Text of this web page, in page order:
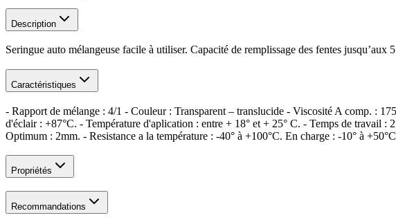
Description
Seringue auto mélangeuse facile à utiliser. Capacité de remplissage des fentes jusqu’aux
Caractéristiques
- Rapport de mélange : 4/1 - Couleur : Transparent – translucide - Viscosité A comp. :
d'éclair : +87°C. - Température d'aplication : entre + 18° et + 25° C. - Temps de travail
Optimum : 2mm. - Resistance a la température : -40° à +100°C. En charge : -10° à
Propriétés
Recommandations